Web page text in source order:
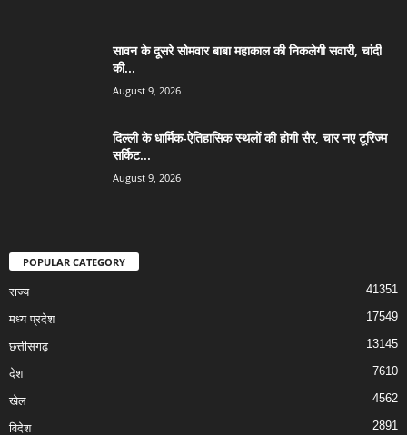
सावन के दूसरे सोमवार बाबा महाकाल की निकलेगी सवारी, चांदी
की...
August 9, 2026
दिल्ली के धार्मिक-ऐतिहासिक स्थलों की होगी सैर, चार नए टूरिज्म
सर्किट...
August 9, 2026
POPULAR CATEGORY
राज्य 41351
मध्य प्रदेश 17549
छत्तीसगढ़ 13145
देश 7610
खेल 4562
विदेश 2891